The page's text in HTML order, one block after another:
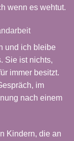
wenn es wehtut.
und ich bleibe
Sie ist nichts,
immer besitzt.
im
nach einem
Kindern, die an